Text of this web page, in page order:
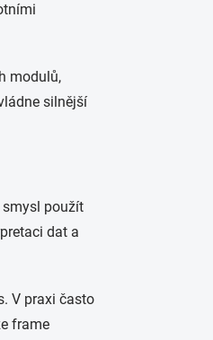
modulů,
silnější
smysl použít
dat a
V praxi často
frame